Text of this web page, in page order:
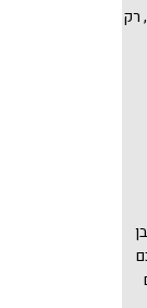
רק